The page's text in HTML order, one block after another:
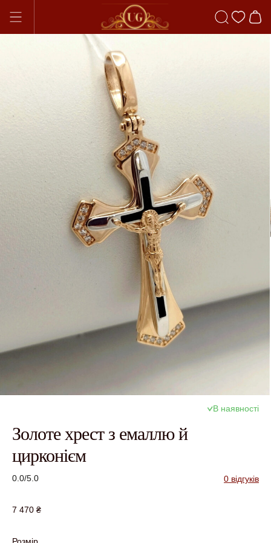
В наявності
Золоте хрест з емаллю й
цирконієм
0.0/5.0 0 відгуків
7 470 ₴
Розмір